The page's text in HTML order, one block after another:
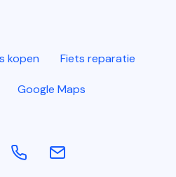
kopen Fiets reparatie
Google Maps